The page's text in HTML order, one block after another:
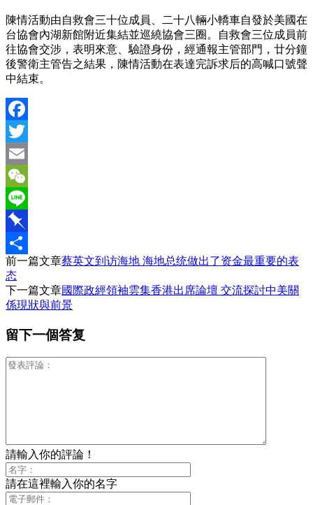
陳情活動由自救會三十位成員、二十八輛小轎車自發於美國在
台協會內湖新館附近集結並巡繞協會三圈。自救會三位成員前
往協會交涉，表明來意、驗證身份，經通報主管部門，廿分鐘
後警衛主管告之結果，陳情活動在表達完訴求后的高喊口號聲
中結束。
Facebook
Twitter
Email
WeChat
Line
Pinboard
分
享
前一篇文章蔡英文到访海地 海地总统做出了资金最重要的表
态
下一篇文章國際政經領袖雲集香港出席論壇 交流探討中美關
係現狀與前景
留下一個答复
請輸入你的評論！
請在這裡輸入你的名字